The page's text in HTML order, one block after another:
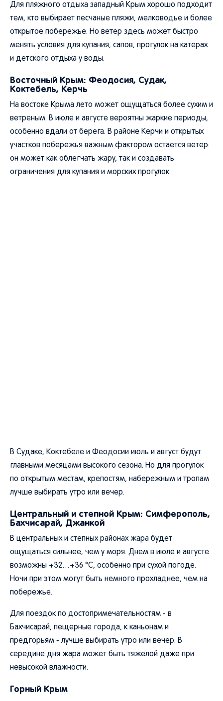
Для пляжного отдыха западный Крым хорошо подходит
тем, кто выбирает песчаные пляжи, мелководье и более
открытое побережье. Но ветер здесь может быстро
менять условия для купания, сапов, прогулок на катерах
и детского отдыха у воды.
Восточный Крым: Феодосия, Судак,
Коктебель, Керчь
На востоке Крыма лето может ощущаться более сухим и
ветреным. В июле и августе вероятны жаркие периоды,
особенно вдали от берега. В районе Керчи и открытых
участков побережья важным фактором остается ветер:
он может как облегчать жару, так и создавать
ограничения для купания и морских прогулок.
В Судаке, Коктебеле и Феодосии июль и август будут
главными месяцами высокого сезона. Но для прогулок
по открытым местам, крепостям, набережным и тропам
лучше выбирать утро или вечер.
Центральный и степной Крым: Симферополь,
Бахчисарай, Джанкой
В центральных и степных районах жара будет
ощущаться сильнее, чем у моря. Днем в июле и августе
возможны +32…+36 °C, особенно при сухой погоде.
Ночи при этом могут быть немного прохладнее, чем на
побережье.
Для поездок по достопримечательностям - в
Бахчисарай, пещерные города, к каньонам и
предгорьям - лучше выбирать утро или вечер. В
середине дня жара может быть тяжелой даже при
невысокой влажности.
Горный Крым